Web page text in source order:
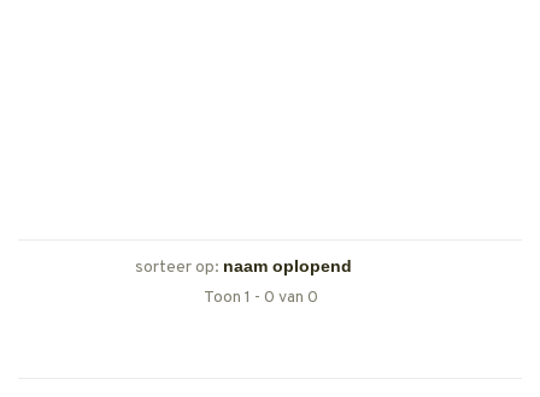
sorteer op:
Toon 1 - 0 van 0